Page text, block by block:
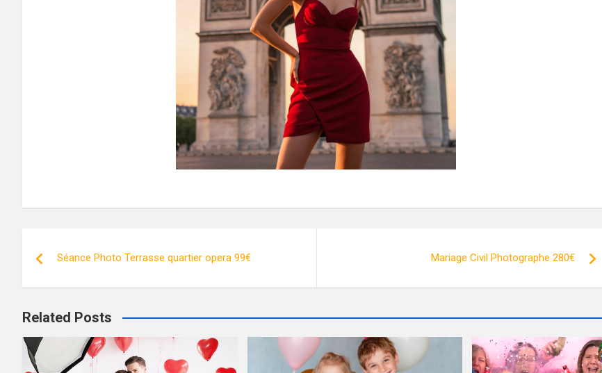
navigation
Séance Photo Terrasse quartier opera 99€ Mariage Civil Photographe 280€
Related Posts